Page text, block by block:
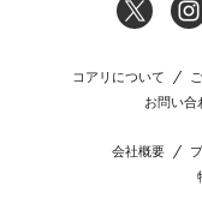
コアリについて
お問い合
会社概要